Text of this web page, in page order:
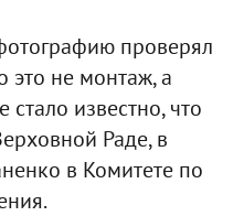
проверял
это не монтаж, а
известно, что
Раде, в
в Комитете по